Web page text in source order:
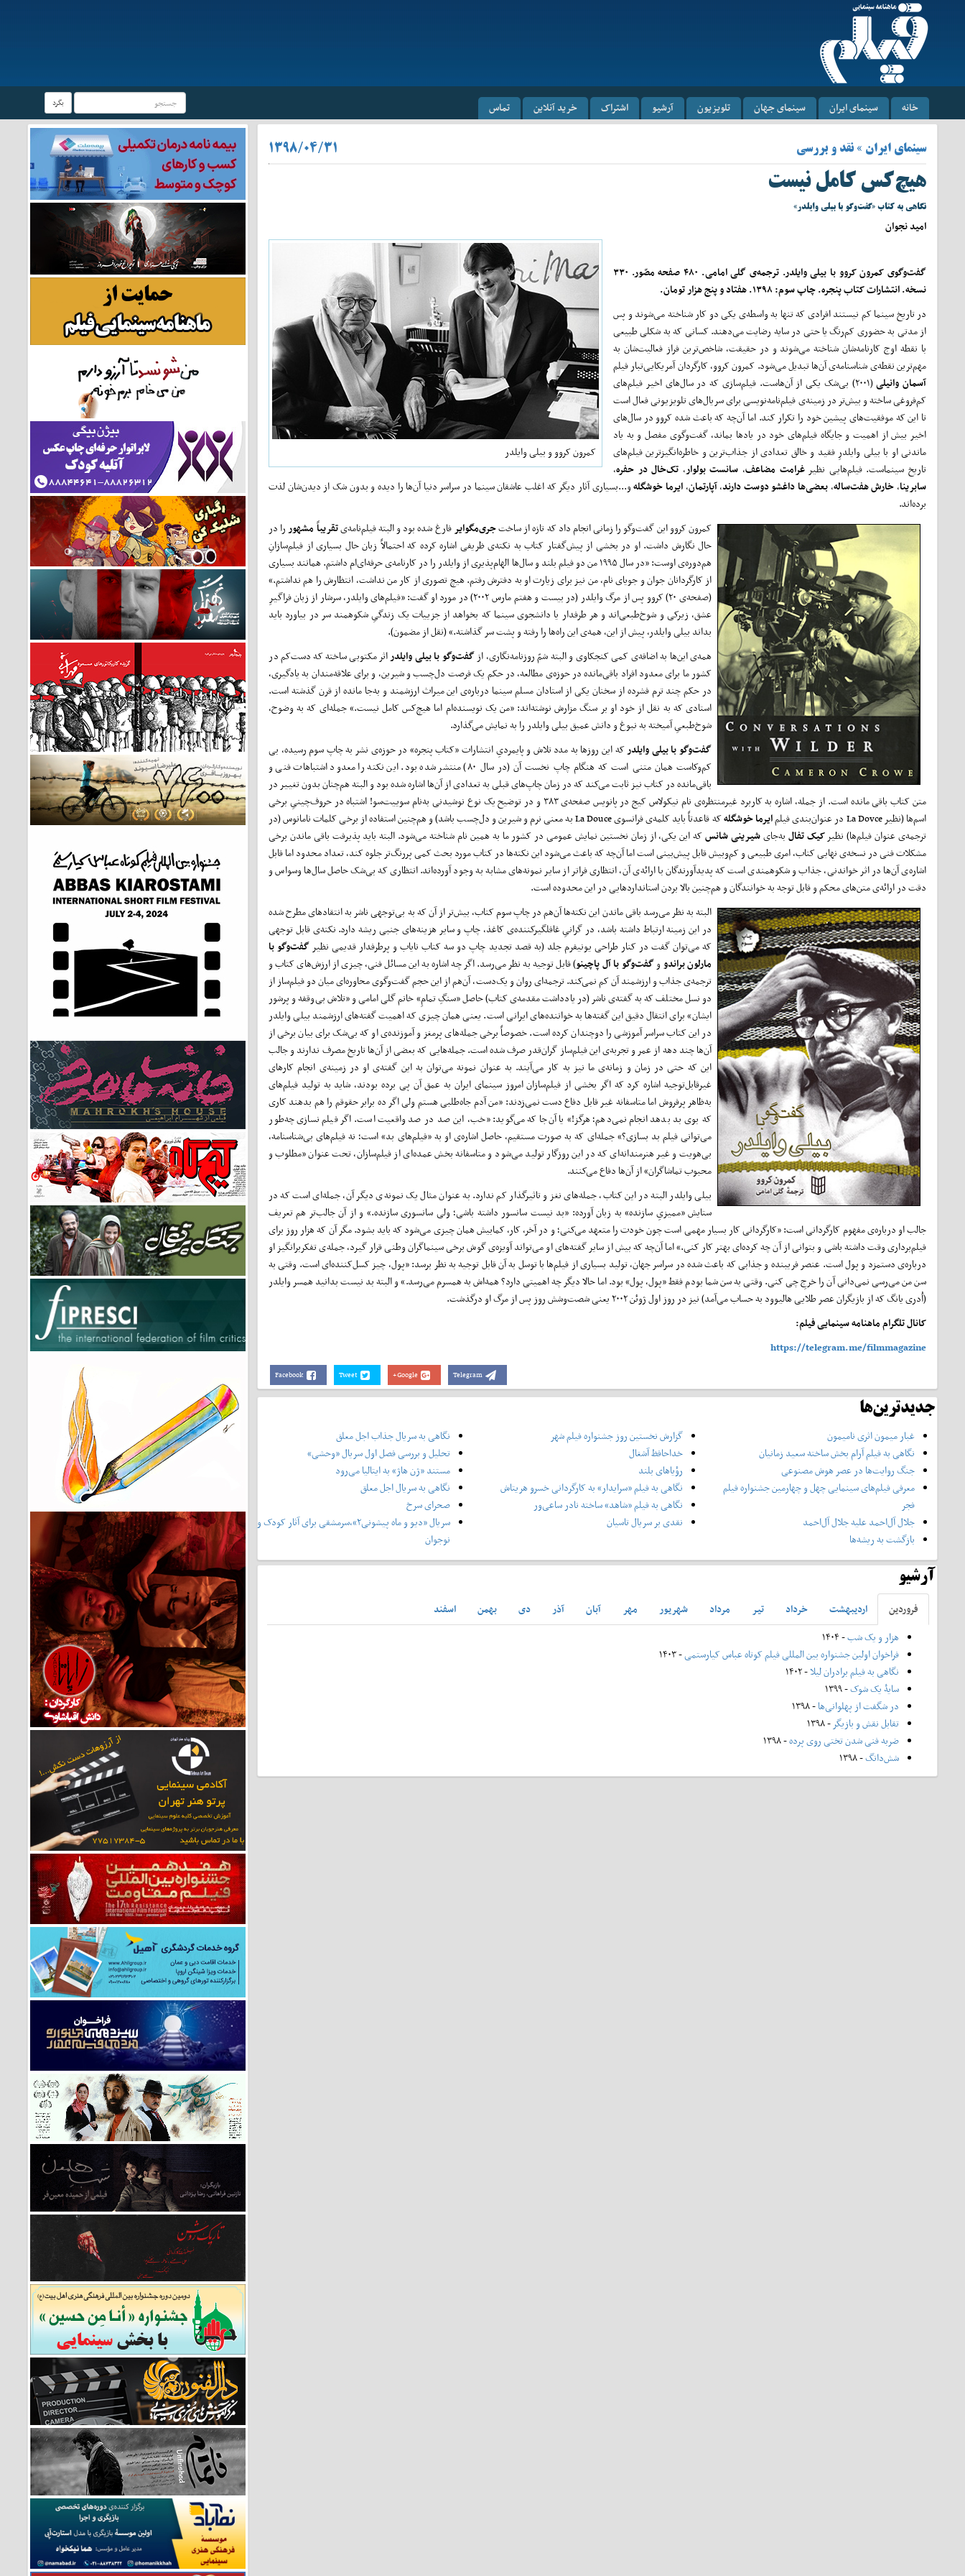
خانه سینمای ایران سینمای جهان تلویزیون آرشیو اشتراک خرید آنلاین تماس بگرد
سینمای ایران » نقد و بررسی ۱۳۹۸/۰۴/۳۱
هیچ‌کس کامل نیست
نگاهی به کتاب «گفت‌وگو با بیلی وایلدر»
امید نجوان
کمرون کروو و بیلی وایلدر
گفت‌وگوی کمرون کروو با بیلی وایلدر. ترجمه‌ی گلی امامی. ۴۸۰ صفحه مصّور. ۳۳۰
نسخه. انتشارات کتاب پنجره. چاپ سوم: ۱۳۹۸. هفتاد و پنج هزار تومان.
در تاریخ سینما کم نیستند افرادی که تنها به واسطه‌ی یکی دو کار شناخته می‌شوند و پس
از مدتی به حضوری کم‌رنگ یا حتی در سایه رضایت می‌دهند. کسانی که به شکلی طبیعی
با نقطه اوج کارنامه‌شان شناخته می‌شوند و در حقیقت، شاخص‌ترین فراز فعالیت‌شان به
مهم‌ترین نقطه‌ی شناسنامه‌ی آن‌ها تبدیل می‌شود. کمرون کروو، کارگردان آمریکایی‌تبار فیلم
آسمان وانیلی
(۲۰۰۱) بی‌شک یکی از آن‌هاست. فیلم‌سازی که در سال‌های اخیر فیلم‌های
کم‌فروغی ساخته و بیش‌تر در زمینه‌ی فیلم‌نامه‌نویسی برای سریال‌های تلویزیونی فعال است
تا این که موفقیت‌های پیشین خود را تکرار کند. اما آن‌چه که باعث شده کروو در سال‌های
اخیر بیش‌ از اهمیت و جایگاه فیلم‌های خود در یادها بماند، گفت‌وگوی مفصل و به یاد
ماندنی او با بیلی وایلدرِ فقید و خالق تعدادی از جذاب‌ترین و خاطره‌انگیزترین فیلم‌های
تاریخ سینماست. فیلم‌هایی نظیرغرامت مضاعف، سانست بولوار، تک‌خال در حفره،
سابرینا، خارش هفت‌ساله، بعضی‌ها داغشو دوست دارند،آپارتمان،ایرما خوشگلهو...بسیاری آثار دیگر که اغلب عاشقان سینما در سراسر دنیا آن‌ها را دیده‌ و بدون شک از دیدن‌شان لذت
برده‌اند.
کمرون کروو این گفت‌وگو را زمانی انجام داد که تازه از ساختجری‌مگوایر فارغ شده بود و البته فیلم‌نامه‌یتقریباً مشهوررا در
حال نگارش داشت. او در بخشی از پیش‌گفتار کتاب به نکته‌ی ظریفی اشاره کرده که احتمالاً زبان حال بسیاری از فیلم‌سازانِ
هم‌دوره‌ی اوست: «در سال ۱۹۹۵ من دو فیلم بلند و سال‌ها الهام‌پذیری از وایلدر را در کارنامه‌ی حرفه‌ای‌ام داشتم. همانند بسیاری
از کارگردانان جوان و جویای نام، من نیز برای زیارت او به دفترش رفتم. هیچ تصوری از کار من نداشت، انتظارش را هم نداشتم.»
(صفحه‌ی ۲۰) کروو پس از مرگ وایلدر (در بیست و هفتم مارس ۲۰۰۲) در مورد او گفت: «فیلم‌های وایلدر، سرشار از زبان فراگیرِ
عشق، زیرکی و شوخ‌طبعی‌اند و هر طرفدار یا دانشجوی سینما که بخواهد از جزییات یک زندگیِ شکوهمند سر در بیاورد باید
بداند بیلی وایلدر، پیش از این، همه‌ی این راه‌ها را رفته و پشت سر گذاشته.» (نقل از مضمون).
همه‌ی این‌ها به اضافه‌ی کمی کنجکاوی و البته شمّ روزنامه‌نگاری، ازگفت‌وگو با بیلی وایلدراثر مکتوبی ساخته که دست‌کم در
کشور ما برای معدود افراد باقی‌مانده در حوزه‌ی مطالعه، در حکم یک فرصت دل‌چسب و شیرین، و برای علاقه‌مندان به یادگیری،
در حکم چند ترم فشرده از سخنان یکی از استادان مسلم سینما درباره‌ی این میراث ارزشمند و به‌جا مانده از قرن گذشته است.
استادی که به نقل از خود او بر سنگ مزارش نوشته‌اند: «من یک نویسنده‌ام اما هیچ‌کس کامل نیست.» جمله‌ای که به وضوح،
شوخ‌طبعیِ آمیخته به نبوغ و دانش عمیق بیلی وایلدر را به نمایش می‌گذارد.
گفت‌وگو با بیلی وایلدرکه این روزها به مدد تلاش و پایمردیِ انتشارات «کتاب پنجره» در حوزه‌ی نشر به چاپ سوم رسیده، بی
کم‌و‌کاست همان متنی است که هنگام چاپ نخست آن (در سال ۸۰) منتشر شده بود. این نکته را معدود اشتباهات فنی و
باقی‌مانده در کتاب نیز ثابت می‌کند که در زمان چاپ‌های قبلی به تعدادی از آن‌ها اشاره شده بود و البته هم‌چنان بدون ‌تغییر در
متن کتاب باقی مانده است. از جمله، اشاره به کاربرد غیرمنتظره‌ی نام نیکولاس کیج در پانویس صفحه‌ی ۳۸۳ و در توضیح یک نوع نوشیدنی به‌نام سوییت‌سو! اشتباه در حروف‌چینیِ برخی
اسم‌ها (نظیر La Dovce در عنوان‌بندی فیلم
ایرما خوشگله
که قاعدتاً باید کلمه‌ی فرانسوی La Douce به معنی نرم و شیرین و دل‌چسب باشد) و هم‌چنین استفاده از برخی کلمات نامانوس (در
ترجمه‌ی عنوان فیلم‌ها) نظیرکیک تفال به‌جایشیرینی شانسکه این یکی، از زمان نخستین نمایش عمومی در کشور ما به همین نام شناخته می‌شود. البته باید پذیرفت باقی ماندن برخی
مشکلات فنی در نسخه‌ی نهایی کتاب، امری طبیعی و کم‌وبیش قابل پیش‌بینی است اما آن‌چه که باعث می‌شود این نکته‌ها در کتاب مورد بحث کمی پررنگ‌تر جلوه کند، تعداد محدود اما قابل
اشاره‌ی آن‌ها در اثر خواندنی، جذاب و شکوهمندی است که پدیدآورندگان با ارائه‌ی آن، انتظاری فراتر از سایر نمونه‌های مشابه به وجود آورده‌اند. انتظاری که بی‌شک حاصل سال‌ها وسواس و
دقت در ارائه‌ی متن‌های محکم و قابل توجه به خوانندگان و هم‌چنین بالا بردن استانداردهایی در این محدوده است.
البته به نظر می‌رسد باقی ماندن این نکته‌ها آن‌هم در چاپ سوم کتاب، بیش‌تر از آن که به بی‌توجهی ناشر به انتقادهای مطرح شده
در این زمینه ارتباط داشته باشد، در گرانیِ غافلگیرکننده‌ی کاغذ، چاپ و سایر هزینه‌های جنبی ریشه دارد. نکته‌‌ی قابل توجهی
که می‌توان گفت در کنار طراحی یونیفرم جلد (به قصد تجدید چاپ دو سه کتاب نایاب و پرطرفدار قدیمی نظیر گفت‌وگو با
مارلون براندو وگفت‌وگو با آل پاچینو) قابل توجیه به نظر می‌رسد. اگر چه اشاره به این مسائل فنی، چیزی از ارزش‌های کتاب و
ترجمه‌ی جذاب و ارزشمند آن کم نمی‌کند. ترجمه‌ا‌ی روان و یک‌دست، آن‌هم از این حجم گفت‌وگوی محاوره‌ای میان دو فیلم‌ساز از
دو نسل مختلف که به گفته‌ی ناشر (در یادداشت مقدمه‌‌ی کتاب) حاصل «سنگِ تمامِ» خانم گلی امامی و «تلاش بی‌وقفه و پرشور
ایشان» برای انتقال دقیق این گفته‌ها به خواننده‌های ایرانی است. یعنی همان چیزی که اهمیت گفته‌های ارزشمند بیلی وایلدر
در این کتاب سراسر آموزشی را دوچندان کرده است. خصوصاً برخی جمله‌های پرمغز و آموزنده‌ی او که بی‌شک برای بیان برخی از
آن‌ها چند دهه از عمر و تجربه‌ی این فیلم‌ساز گران‌قدر صرف شده است. جمله‌هایی که بعضی از آن‌ها تاریخ مصرف ندارند و جالب
این که حتی در زمان و زمانه‌ی ما نیز به کار می‌آیند. به عنوان نمونه می‌توان به این گفته‌ی او در زمینه‌ی انجام کارهای
غیرقابل‌توجیه اشاره کرد که اگر بخشی از فیلم‌سازان امروز سینمای ایران به عمق آن پی برده بودند، شاید به تولید فیلم‌های
به‌ظاهر پرفروش اما متاسفانه غیر قابل دفاع دست نمی‌زدند: «من آدم جاه‌طلبی هستم ولی اگر ده برابر حقوقم را هم بدهند کاری
که بوی بد بدهد انجام نمی‌دهم؛ هرگز!» یا آن‌جا که می‌گوید: «خب، این صد در صد واقعیت است. اگر فیلم نسازی چه‌طور
می‌توانی فیلم بد بسازی؟» جمله‌ای که به صورت مستقیم، حاصل اشاره‌ی او به «فیلم‌های بد» است؛ نه فیلم‌های بی‌شناسنامه،
بی‌هویت و غیر هنرمندانه‌ای که در این روزگار تولید می‌شود و متاسفانه بخش عمده‌ای از فیلم‌سازان، تحت عنوان «مطلوب و
محبوب تماشاگران» از آن‌ها دفاع می‌کنند.
بیلی وایلدر البته در این کتاب، جمله‌های نغز و تاثیرگذار کم ندارد. به عنوان مثال یک نمونه‌ی دیگر آن، جمله‌ای است که در
ستایش «ممیزیِ سازنده» به زبان آورده: «بد نیست سانسور داشته باشی؛ ولی سانسوری سازنده.» و از آن جالب‌تر هم تعریف
جالب او درباره‌ی مفهوم کارگردانی است: «کارگردانی کار بسیار مهمی است چون خودت را متعهد می‌کنی؛ و در آخر، کار، کمابیش همان چیزی می‌شود که باید بشود. مگر آن که هزار روز برای
فیلم‌برداری وقت داشته باشی و بتوانی از آن چه کرده‌ای بهتر کار کنی.» اما آن‌چه که بیش از سایر گفته‌های او می‌تواند آویزه‌‌ی گوش برخی سینماگران وطنی قرار گیرد، جمله‌ی تفکربرانگیز او
درباره‌ی دستمزد و پول است. عنصر فریبنده و جذابی که باعث شده در سراسر جهان، تولید بسیاری از فیلم‌ها با توسل به آن قابل توجیه به نظر برسد: «پول، چیز کسل‌کننده‌ای است. وقتی به
سن من می‌رسی نمی‌دانی آن را خرجِ چی کنی. وقتی به سن شما بودم فقط «پول، پول» بود. اما حالا دیگر چه اهمیتی دارد؟ همه‌اش به همسرم می‌رسد.» و البته بد نیست بدانید همسر وایلدر
(اُدری یانگ که از بازیگران عصر طلایی هالیوود به حساب می‌آمد) نیز در روز اول ژوئن ۲۰۰۲ یعنی شصت‌و‌شش روز پس از مرگ او درگذشت.
کانال تلگرام ماهنامه سینمایی فیلم:
https://telegram.me/filmmagazine
Facebook Tweet Google+ Telegram
جدیدترین‌ها
غبار میمون اثری نامیمون
نگاهی به فیلم آرام بخش ساخته سعید زمانیان
جنگ روایت‌ها در عصر هوش مصنوعی
معرفی فیلم‌های سینمایی چهل‌ و چهارمین جشنواره فیلم
فجر
جلال آل‌احمد علیه جلال آل‌‌احمد
بازگشت به ریشه‌ها
گزارش نخستین روز جشنواره فیلم شهر
خداحافظ آشغال
رؤیاهای بلند
نگاهی به فیلم «سرایدار» به کارگردانی خسرو هریتاش
نگاهی به فیلم «شاهد» ساخته نادر ساعی‌ور
نقدی بر سریال تاسیان
نگاهی به سریال جذاب اجل معلق
تحلیل و بررسی فصل اول سریال «وحشی»
مستند «ژن هاژ» به ایتالیا می‌رود
نگاهی به سریال اجل معلق
صحرای سرخ
سریال «دیو و ماه پیشونی۲»،سرمشقی برای آثار کودک و
نوجوان
آرشیو
فروردين ارديبهشت خرداد تير مرداد شهريور مهر آبان آذر دی بهمن
اسفند
هزار و یک شب- ۱۴۰۴
فراخوان اولین جشنواره بین المللی فیلم کوتاه عباس کیارستمی- ۱۴۰۳
نگاهی به فیلم برادران لیلا- ۱۴۰۲
سایۀ یک شوک- ۱۳۹۹
در شگفت از پهلوانی‌ها- ۱۳۹۸
تقابل نقش و بازیگر - ۱۳۹۸
ضربه فنی شدن تختی روی پرده- ۱۳۹۸
شش‌دانگ- ۱۳۹۸